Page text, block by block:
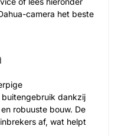
camera het beste
dankzij
robuuste bouw. De
af, wat helpt